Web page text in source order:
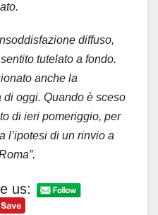
diffuso,
tutelato a fondo.
anche la
oggi. Quando è sceso
di ieri pomeriggio, per
l’ipotesi di un rinvio a
us: